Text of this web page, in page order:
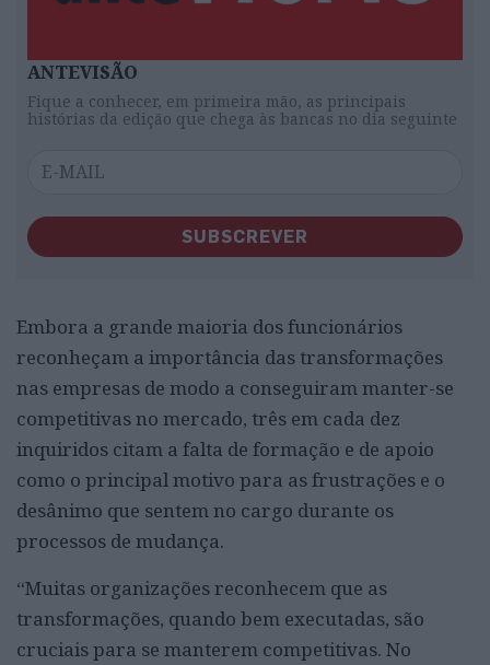
ANTEVISÃO
Fique a conhecer, em primeira mão, as principais
histórias da edição que chega às bancas no dia seguinte
SUBSCREVER
Embora a grande maioria dos funcionários
reconheçam a importância das transformações
nas empresas de modo a conseguiram manter-se
competitivas no mercado, três em cada dez
inquiridos citam a falta de formação e de apoio
como o principal motivo para as frustrações e o
desânimo que sentem no cargo durante os
processos de mudança.
“Muitas organizações reconhecem que as
transformações, quando bem executadas, são
cruciais para se manterem competitivas. No